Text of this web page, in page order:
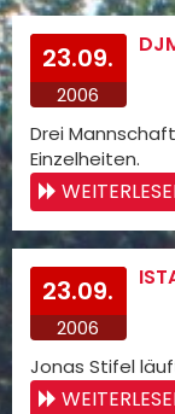
23.09.
2006
Drei
Einzelheiten.
23.09.
2006
Jonas Stifel